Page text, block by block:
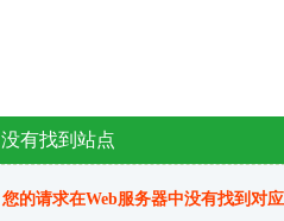
没有找到站点
您的请求在Web服务器中没有找到对